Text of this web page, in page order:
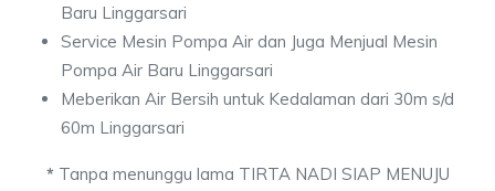
Baru Linggarsari
Service Mesin Pompa Air dan Juga Menjual Mesin
Pompa Air Baru Linggarsari
Meberikan Air Bersih untuk Kedalaman dari 30m s/d
60m Linggarsari
*Tanpa menunggu lama TIRTA NADI SIAP MENUJU